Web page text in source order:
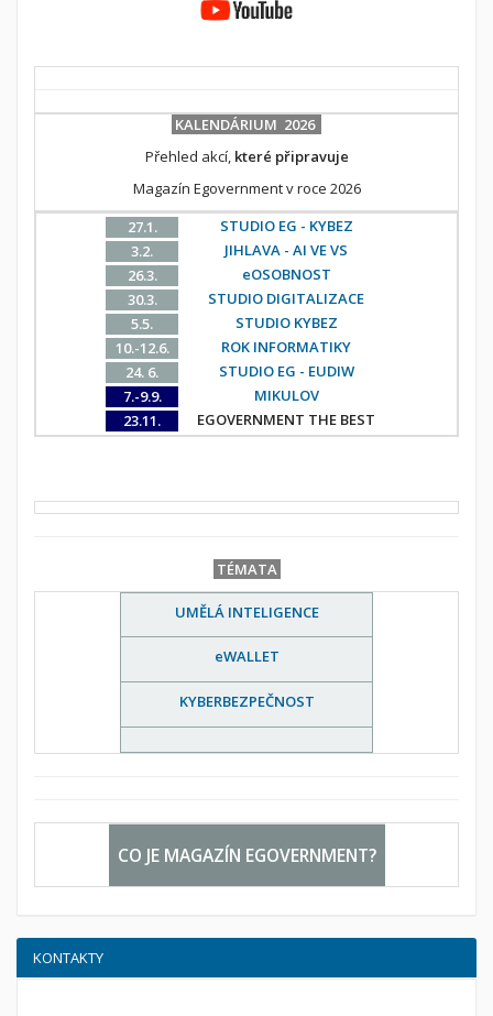
KALENDÁRIUM 2026
Přehled akcí, které připravuje
Magazín Egovernment v roce 2026
27.1.
STUDIO EG - KYBEZ
3.2.
JIHLAVA - AI VE VS
26.3.
eOSOBNOST
30.3.
STUDIO DIGITALIZACE
5.5.
STUDIO KYBEZ
10.-12.6.
ROK INFORMATIKY
24. 6.
STUDIO EG - EUDIW
7.-9.9.
MIKULOV
23.11.
EGOVERNMENT THE BEST
TÉMATA
UMĚLÁ INTELIGENCE
eWALLET
KYBERBEZPEČNOST
CO JE MAGAZÍN EGOVERNMENT?
KONTAKTY